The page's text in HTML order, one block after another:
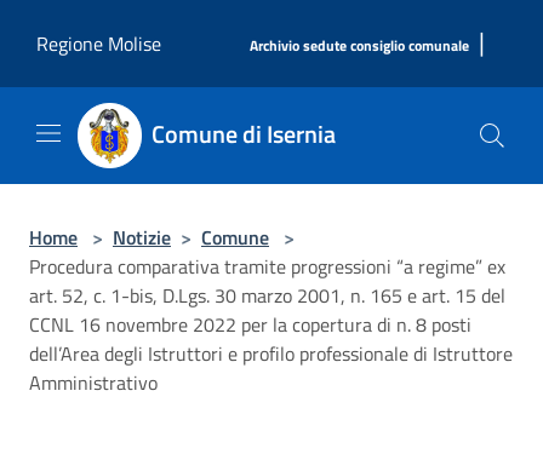
Regione Molise
Archivio sedute consiglio comunale |
Comune di Isernia
Home > Notizie > Comune >
Procedura comparativa tramite progressioni “a regime” ex
art. 52, c. 1-bis, D.Lgs. 30 marzo 2001, n. 165 e art. 15 del
CCNL 16 novembre 2022 per la copertura di n. 8 posti
dell’Area degli Istruttori e profilo professionale di Istruttore
Amministrativo